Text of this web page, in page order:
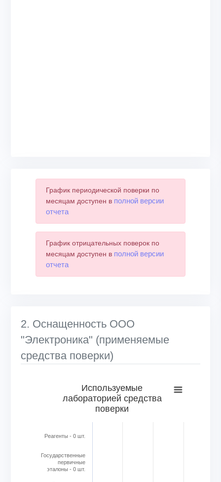
График периодической поверки по
месяцам доступен в полной версии
отчета
График отрицательных поверок по
месяцам доступен в полной версии
отчета
2. Оснащенность ООО
"Электроника" (применяемые
средства поверки)
Bar chart with 6 bars.
View as data table, Используемые лабораторией
The chart has 1 X axis displaying categories.
The chart has 1 Y axis displaying Кол-во в шт.. Range: 0
Используемые
лабораторией средства
поверки
Реагенты - 0 шт.
Государственные
первичные
эталоны - 0 шт.